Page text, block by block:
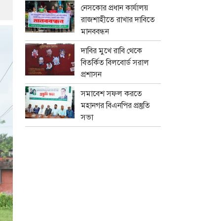
নেসকোর প্রধান কার্যালয়
রাজশাহীতে রাখার দাবিতে
মানববন্ধন
দাবির মুখে রাবি থেকে
বিতর্কিত বিলবোর্ড সরাল
প্রশাসন
সমাবেশ সফল করতে
মহানগর বিএনপির প্রস্তুতি
সভা